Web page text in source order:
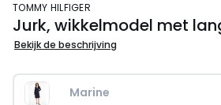
TOMMY HILFIGER
Jurk, wikkelmodel met
Bekijk de beschrijving
Marine